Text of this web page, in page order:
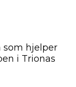
som hjelper
i Trionas